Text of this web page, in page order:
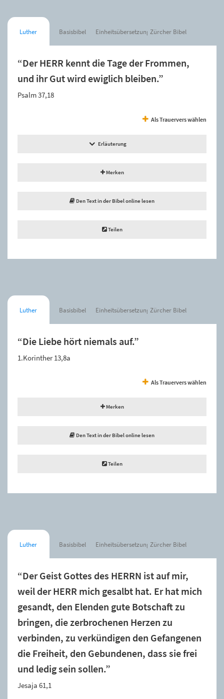
Luther Basisbibel Einheitsübersetzung Zürcher Bibel
“Der HERR kennt die Tage der Frommen,
und ihr Gut wird ewiglich bleiben.”
Psalm 37,18
Als Trauervers wählen
Erläuterung
Merken
Den Text in der Bibel online lesen
Teilen
Luther Basisbibel Einheitsübersetzung Zürcher Bibel
“Die Liebe hört niemals auf.”
1.Korinther 13,8a
Als Trauervers wählen
Merken
Den Text in der Bibel online lesen
Teilen
Luther Basisbibel Einheitsübersetzung Zürcher Bibel
“Der Geist Gottes des HERRN ist auf mir,
weil der HERR mich gesalbt hat. Er hat mich
gesandt, den Elenden gute Botschaft zu
bringen, die zerbrochenen Herzen zu
verbinden, zu verkündigen den Gefangenen
die Freiheit, den Gebundenen, dass sie frei
und ledig sein sollen.”
Jesaja 61,1